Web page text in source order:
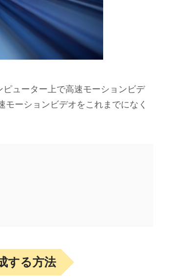
ューター上で高速モーションビデ
ーションビデオをこれまでになく
する方法